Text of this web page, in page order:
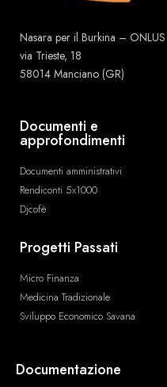
Nasara per il Burkina – ONLUS
via Trieste, 18
58014 Manciano (GR)
Documenti e
approfondimenti
Documenti amministrativi
Rendiconti 5x1000
Djcofè
Progetti Passati
Micro Finanza
Medicina Tradizionale
Sviluppo Economico Savana
Documentazione